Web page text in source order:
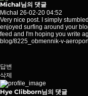
Michal님의 댓글
Michal 26-02-20 04:52
Very nice post. I simply
enjoyed surfing around your
feed and I'm hoping you write
blog/8225_obmennik-v-
답변
삭제
Hye Clibborn님의 댓글